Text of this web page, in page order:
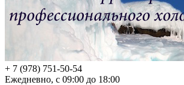
+ 7 (978) 751-50-54
Ежедневно, с 09:00 до 18:00